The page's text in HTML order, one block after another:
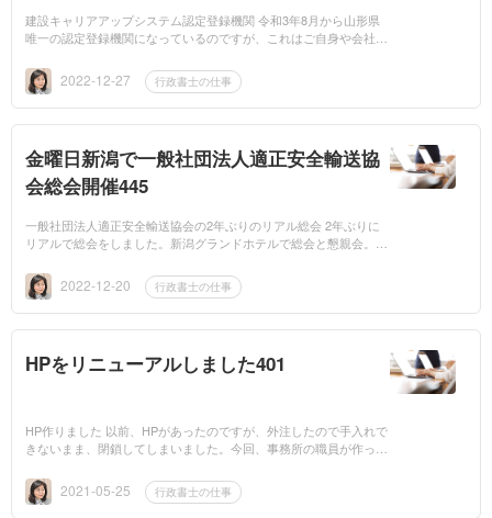
建設キャリアアップシステム認定登録機関 令和3年8月から山形県
唯一の認定登録機関になっているのですが、これはご自身や会社で
機関にお越しい...
2022-12-27 行政書士の仕事
金曜日新潟で一般社団法人適正安全輸送協
会総会開催445
一般社団法人適正安全輸送協会の2年ぶりのリアル総会 2年ぶりに
リアルで総会をしました。新潟グランドホテルで総会と懇親会。や
る重量物輸送...
2022-12-20 行政書士の仕事
HPをリニューアルしました401
HP作りました 以前、HPがあったのですが、外注したので手入れで
きないまま、閉鎖してしまいました。今回、事務所の職員が作って
す。行政...2021-05-25 行政書士の仕事